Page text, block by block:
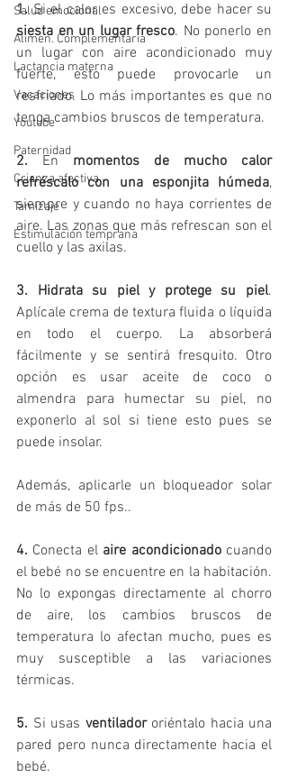
Salud emocional
Alimen. Complementaria
Lactancia materna
Vacaciones
Youtube
Paternidad
Crianza afectiva
Tamizaje
Estimulación temprana
1.
siesta en un lugar fresco. No ponerlo en
un lugar con aire acondicionado muy
fuerte, esto puede provocarle un
resfriado. Lo más importantes es que no
tenga cambios bruscos de temperatura.
2. En momentos de mucho calor
refréscalo con una esponjita húmeda,
siempre y cuando no haya corrientes de
aire. Las zonas que más refrescan son el
cuello y las axilas.
3. Hidrata su piel y protege su piel.
Aplícale crema de textura fluida o líquida
en todo el cuerpo. La absorberá
fácilmente y se sentirá fresquito. Otro
opción es usar aceite de coco o
almendra para humectar su piel, no
exponerlo al sol si tiene esto pues se
puede insolar.
Además, aplicarle un bloqueador solar
de más de 50 fps..
4. Conecta el aire acondicionado cuando
el bebé no se encuentre en la habitación.
No lo expongas directamente al chorro
de aire, los cambios bruscos de
temperatura lo afectan mucho, pues es
muy susceptible a las variaciones
térmicas.
5. Si usas ventilador oriéntalo hacia una
pared pero nunca directamente hacia el
bebé.